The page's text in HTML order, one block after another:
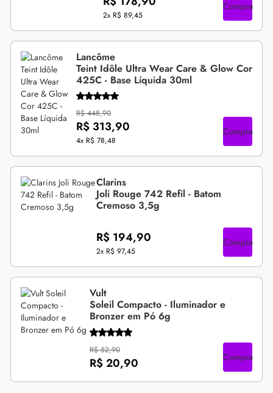
2x R$ 89,45
Compre
Lancôme
Teint Idôle Ultra Wear Care & Glow Cor
425C - Base Líquida 30ml
R$ 448,90
R$ 313,90
4x R$ 78,48
Compre
Clarins
Joli Rouge 742 Refil - Batom
Cremoso 3,5g
R$ 194,90
2x R$ 97,45
Compre
Vult
Soleil Compacto - Iluminador e
Bronzer em Pó 6g
R$ 52,90
R$ 20,90 Compre